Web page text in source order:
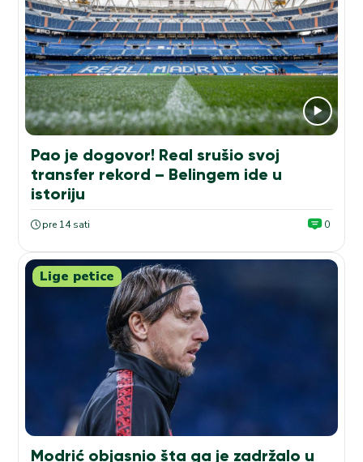
Pao je dogovor! Real srušio svoj
transfer rekord – Belingem ide u
istoriju
pre 14 sati 0
Lige petice
Modrić objasnio šta ga je zadržalo u